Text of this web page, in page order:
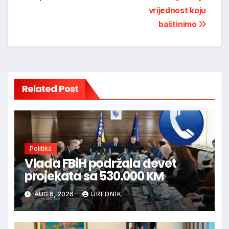
vrijednost koju
baštinimo
Related Post
Politika
Vlada FBiH podržala devet
projekata sa 530.000 KM
AUG 6, 2026 UREDNIK